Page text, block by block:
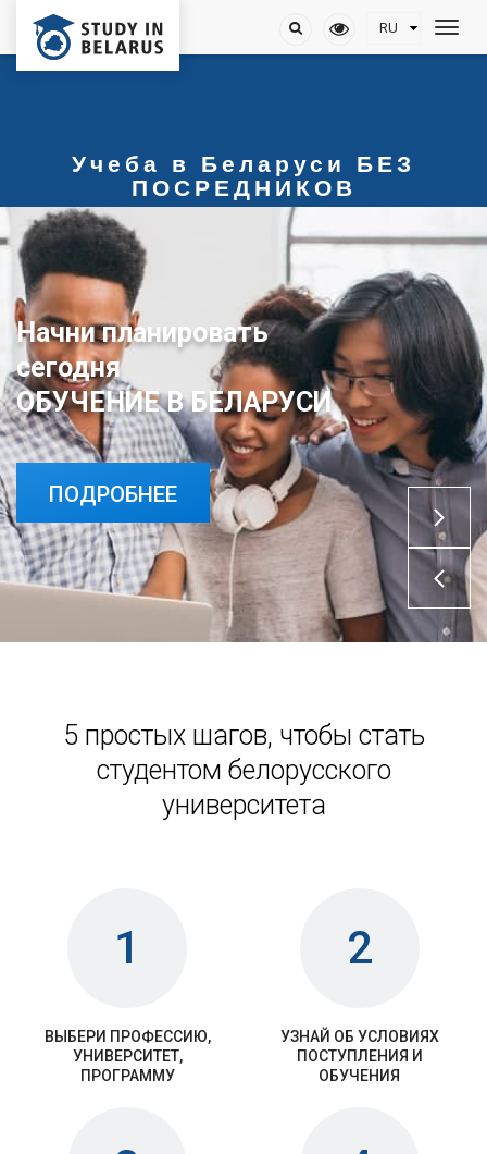
Учеба в Беларуси БЕЗ
ПОСРЕДНИКОВ
Начни планировать
сегодня
ОБУЧЕНИЕ В БЕЛАРУСИ
ПОДРОБНЕЕ
5 простых шагов, чтобы стать
студентом белорусского
университета
1
ВЫБЕРИ ПРОФЕССИЮ,
УНИВЕРСИТЕТ,
ПРОГРАММУ
2
УЗНАЙ ОБ УСЛОВИЯХ
ПОСТУПЛЕНИЯ И
ОБУЧЕНИЯ